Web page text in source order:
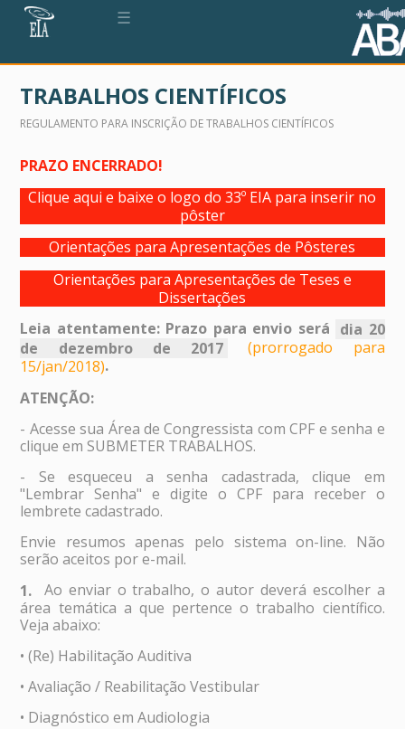
☰
TRABALHOS CIENTÍFICOS
REGULAMENTO PARA INSCRIÇÃO DE TRABALHOS CIENTÍFICOS
PRAZO ENCERRADO!
Clique aqui e baixe o logo do 33º EIA para inserir no
pôster
Orientações para Apresentações de Pôsteres
Orientações para Apresentações de Teses e
Dissertações
Leia atentamente: Prazo para envio será dia 20
de dezembro de 2017
(prorrogado para
15/jan/2018).
ATENÇÃO:
- Acesse sua Área de Congressista com CPF e senha e
clique em SUBMETER TRABALHOS.
- Se esqueceu a senha cadastrada, clique em
"Lembrar Senha" e digite o CPF para receber o
lembrete cadastrado.
Envie resumos apenas pelo sistema on-line. Não
serão aceitos por e-mail.
1. Ao enviar o trabalho, o autor deverá escolher a
área temática a que pertence o trabalho científico.
Veja abaixo:
• (Re) Habilitação Auditiva
• Avaliação / Reabilitação Vestibular
• Diagnóstico em Audiologia